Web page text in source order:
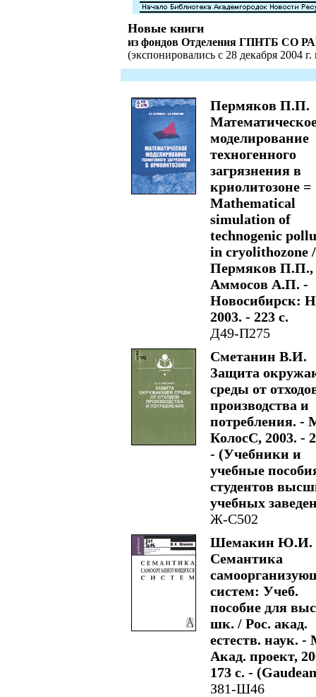
Новые книги
из фондов Отделения ГПНТБ СО
(экспонировались с 28 декабря 2004
Пермяков П.П.
моделирование
техногенного
загрязнения в
криолитозоне =
Mathematical
simulation of
technogenic
in cryolithozone /
Пермяков П.П.,
Аммосов А.П. -
Новосибирск:
2003. - 223 с.
Д49-П275
Сметанин В.И.
Защита
среды от
производства и
потребления. -
КолосС, 2003. -
- (Учебники и
учебные
студентов
учебных
Ж-С502
Шемакин Ю.И.
Семантика
систем: Учеб.
пособие для
шк. / Рос. акад.
естеств. наук. -
Акад. проект,
173 с. -
З81-Ш46